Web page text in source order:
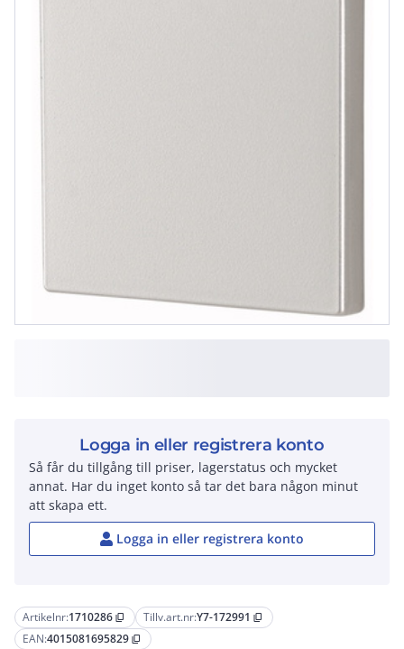
Artikelnr:1710286 content_copy Tillv.art.nr:Y7-172991 content_copy
EAN:4015081695829 content_copy
Logga in eller registrera konto
Så får du tillgång till priser, lagerstatus och mycket
annat. Har du inget konto så tar det bara någon minut
att skapa ett.
Logga in eller registrera konto